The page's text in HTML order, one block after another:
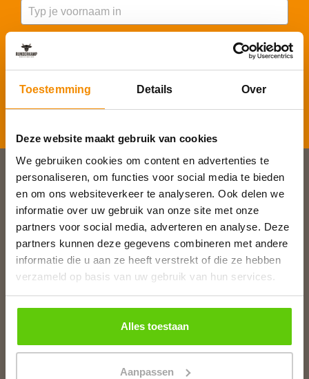
Toestemming Details Over
Deze website maakt gebruik van cookies
We gebruiken cookies om content en advertenties te
personaliseren, om functies voor social media te bieden
en om ons websiteverkeer te analyseren. Ook delen we
informatie over uw gebruik van onze site met onze
partners voor social media, adverteren en analyse. Deze
partners kunnen deze gegevens combineren met andere
informatie die u aan ze heeft verstrekt of die ze hebben
verzameld op basis van uw gebruik van hun services.
Alles toestaan
Aanpassen
E-mailadres
Inschrijven
Slagerij van Baar
Burg. Van Baarstraat 10
1131 WT Volendam
T:0299 - 363312
E:info@runderkamp.nl
Geopend tot 18.00 uur
De Stient 14A